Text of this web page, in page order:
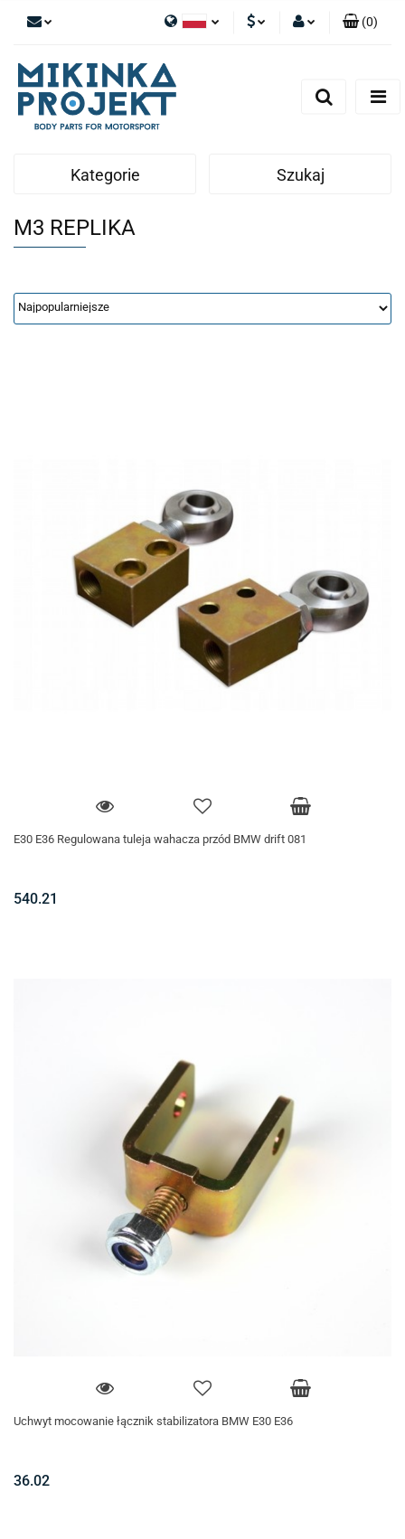
Polski
English
(0)
Kategorie Szukaj
M3 REPLIKA
E30 E36 Regulowana tuleja wahacza przód BMW drift 081
540.21
Uchwyt mocowanie łącznik stabilizatora BMW E30 E36
36.02